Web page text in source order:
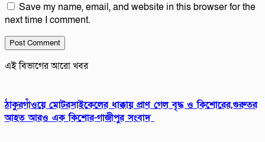
Save my name, email, and website in this browser for the
next time I comment.
এই বিভাগের আরো খবর
ঠাকুরগাঁওয়ে মোটরসাইকেলের ধাক্কায় প্রাণ গেল বৃদ্ধ ও কিশোরের,গুরুতর
আহত আরও এক কিশোর-গাজীপুর সংবাদ